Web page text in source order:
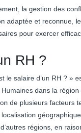
la gestion des
adaptée et reconnue,
pour exercer
RH ?
le salaire d’un RH ? »
dans la
de plusieurs facteurs
régions, en